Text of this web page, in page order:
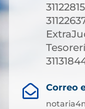
 Correo